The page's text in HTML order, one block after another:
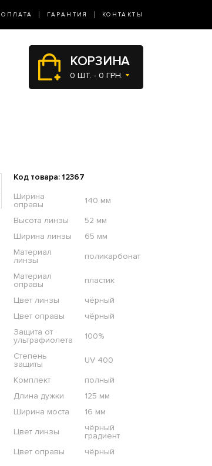
ГАРАНТИЯ КОНТАКТЫ
КОРЗИНА
0 ШТ. - 0 ГРН.
Код товара: 12367
Ширина
оправы
140 мм
Высота линзы
52 мм
Ширина линзы
65 мм
Материал
линзы
поликарбонат
Материал
оправы
пластик
Цвет линзы
чёрный
Цвет оправы
чёрный
Защита от
ультрафиолета
100%
Степень
защиты
UV 400
Комплект
полный
Длина дужки
125 мм
Ширина моста
16 мм
Цвет линзы
чёрный
градиент
Цвет оправы
чёрный